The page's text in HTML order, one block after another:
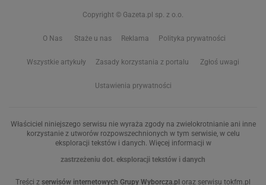
Copyright © Gazeta.pl sp. z o.o.
O Nas Staże u nas Reklama Polityka prywatności
Wszystkie artykuły Zasady korzystania z portalu Zgłoś uwagi
Ustawienia prywatności
Właściciel niniejszego serwisu nie wyraża zgody na zwielokrotnianie ani inne
korzystanie z utworów rozpowszechnionych w tym serwisie, w celu
eksploracji tekstów i danych. Więcej informacji w
zastrzeżeniu dot. eksploracji tekstów i danych
Treści z serwisów internetowych Grupy Wyborcza.pl oraz serwisu tokfm.pl